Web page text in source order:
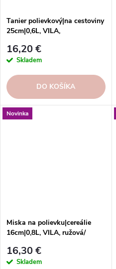
Tanier polievkový|na cestoviny
25cm|0,6L, VILA,
16,20 €
Skladem
DO KOŠÍKA
Novinka
Miska na polievku|cereálie
16cm|0,8L, VILA, ružová/
16,30 €
Skladem